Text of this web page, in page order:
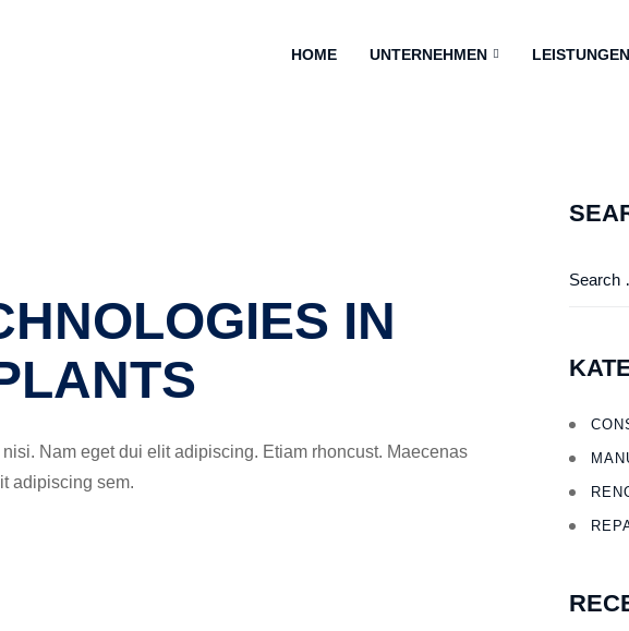
HOME UNTERNEHMEN LEISTUNGEN
IN
Nam eget dui elit adipiscing. Etiam rhoncust. Maecenas
adipiscing sem.